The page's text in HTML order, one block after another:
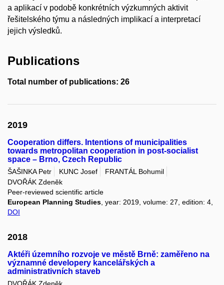
a aplikací v podobě konkrétních výzkumných aktivit
řešitelského týmu a následných implikací a interpretací
jejich výsledků.
Publications
Total number of publications: 26
2019
Cooperation differs. Intentions of municipalities
towards metropolitan cooperation in post-socialist
space – Brno, Czech Republic
ŠAŠINKA Petr KUNC Josef
FRANTÁL Bohumil
DVOŘÁK Zdeněk
Peer-reviewed scientific article
European Planning Studies, year: 2019, volume: 27, edition: 4,
DOI
2018
Aktéři územního rozvoje ve městě Brně: zaměřeno na
významné developery kancelářských a
administrativních staveb